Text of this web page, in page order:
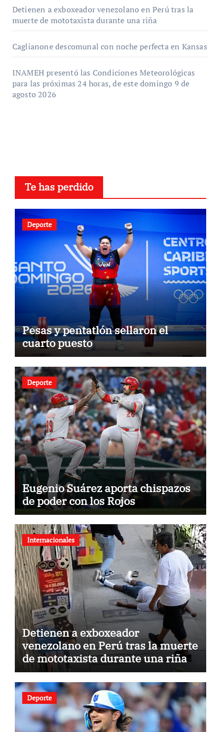
Detienen a exboxeador venezolano en Perú tras la
muerte de mototaxista durante una riña
Caglianone descomunal con noche perfecta en Kansas
INAMEH presentó las Condiciones Meteorológicas
para las próximas 24 horas, de este domingo 9 de
agosto 2026
Te has perdido
Deporte
Pesas y pentatlón sellaron el
cuarto puesto
Deporte
Eugenio Suárez aporta chispazos
de poder con los Rojos
Internacionales
Detienen a exboxeador
venezolano en Perú tras la muerte
de mototaxista durante una riña
Deporte